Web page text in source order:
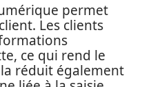
permet
Les clients
ce qui rend le
réduit également